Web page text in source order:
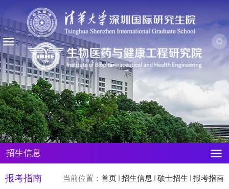
招生信息
当前位置： 首页 招生信息 硕士招生 报考指南
报考指南